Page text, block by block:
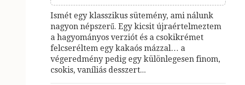
Ismét egy klasszikus sütemény, ami nálunk
nagyon népszerű. Egy kicsit újraértelmeztem
a hagyományos verziót és a csokikrémet
felcseréltem egy kakaós mázzal… a
végeredmény pedig egy különlegesen finom,
csokis, vaníliás desszert...